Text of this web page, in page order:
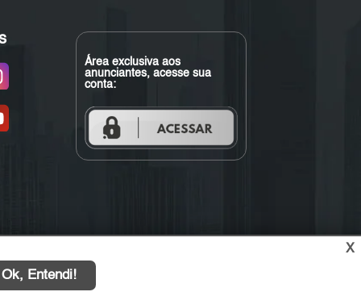
Área exclusiva aos
anunciantes, acesse sua
conta:
X
Ok, Entendi!